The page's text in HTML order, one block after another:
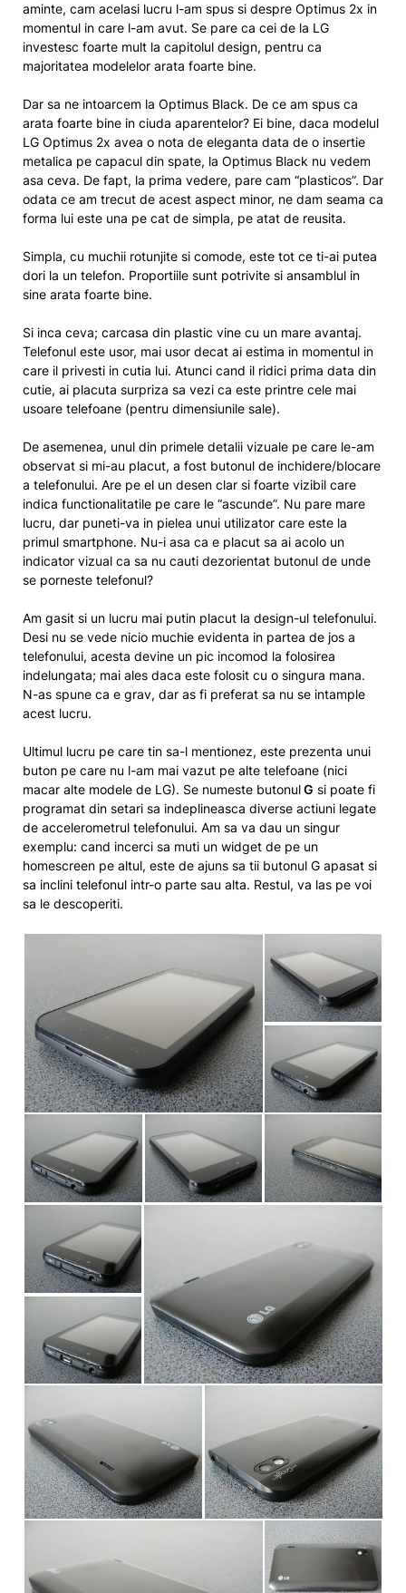
aminte, cam acelasi lucru l-am spus si despre Optimus 2x in
momentul in care l-am avut. Se pare ca cei de la LG
investesc foarte mult la capitolul design, pentru ca
majoritatea modelelor arata foarte bine.
Dar sa ne intoarcem la Optimus Black. De ce am spus ca
arata foarte bine in ciuda aparentelor? Ei bine, daca modelul
LG Optimus 2x avea o nota de eleganta data de o insertie
metalica pe capacul din spate, la Optimus Black nu vedem
asa ceva. De fapt, la prima vedere, pare cam “plasticos”. Dar
odata ce am trecut de acest aspect minor, ne dam seama ca
forma lui este una pe cat de simpla, pe atat de reusita.
Simpla, cu muchii rotunjite si comode, este tot ce ti-ai putea
dori la un telefon. Proportiile sunt potrivite si ansamblul in
sine arata foarte bine.
Si inca ceva; carcasa din plastic vine cu un mare avantaj.
Telefonul este usor, mai usor decat ai estima in momentul in
care il privesti in cutia lui. Atunci cand il ridici prima data din
cutie, ai placuta surpriza sa vezi ca este printre cele mai
usoare telefoane (pentru dimensiunile sale).
De asemenea, unul din primele detalii vizuale pe care le-am
observat si mi-au placut, a fost butonul de inchidere/blocare
a telefonului. Are pe el un desen clar si foarte vizibil care
indica functionalitatile pe care le “ascunde”. Nu pare mare
lucru, dar puneti-va in pielea unui utilizator care este la
primul smartphone. Nu-i asa ca e placut sa ai acolo un
indicator vizual ca sa nu cauti dezorientat butonul de unde
se porneste telefonul?
Am gasit si un lucru mai putin placut la design-ul telefonului.
Desi nu se vede nicio muchie evidenta in partea de jos a
telefonului, acesta devine un pic incomod la folosirea
indelungata; mai ales daca este folosit cu o singura mana.
N-as spune ca e grav, dar as fi preferat sa nu se intample
acest lucru.
Ultimul lucru pe care tin sa-l mentionez, este prezenta unui
buton pe care nu l-am mai vazut pe alte telefoane (nici
macar alte modele de LG). Se numeste butonulG si poate fi
programat din setari sa indeplineasca diverse actiuni legate
de accelerometrul telefonului. Am sa va dau un singur
exemplu: cand incerci sa muti un widget de pe un
homescreen pe altul, este de ajuns sa tii butonul G apasat si
sa inclini telefonul intr-o parte sau alta. Restul, va las pe voi
sa le descoperiti.